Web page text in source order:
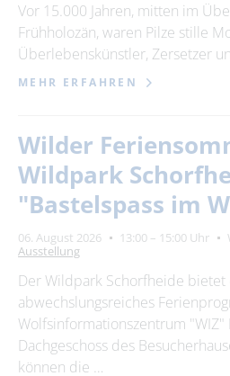
Vor 15.000 Jahren, mitten im
Frühholozän, waren Pilze stille
Überlebenskünstler, Zersetzer
MEHR ERFAHREN
Wilder
Wildpark
"Bastelspass im
06. August 2026 13:00 – 15:00 Uhr
Ausstellung
Der Wildpark Schorfheide bietet
abwechslungsreiches
Wolfsinformationszentrum
Dachgeschoss des
können die …